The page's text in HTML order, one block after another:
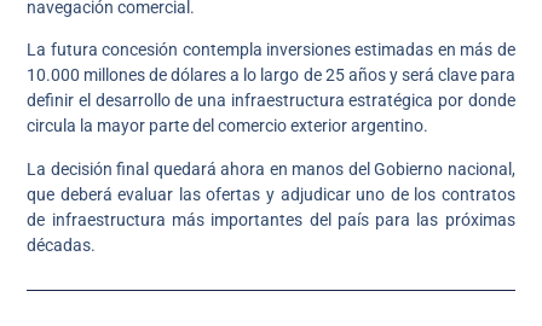
navegación comercial.
La futura concesión contempla inversiones estimadas en más de
10.000 millones de dólares a lo largo de 25 años y será clave para
definir el desarrollo de una infraestructura estratégica por donde
circula la mayor parte del comercio exterior argentino.
La decisión final quedará ahora en manos del Gobierno nacional,
que deberá evaluar las ofertas y adjudicar uno de los contratos
de infraestructura más importantes del país para las próximas
décadas.